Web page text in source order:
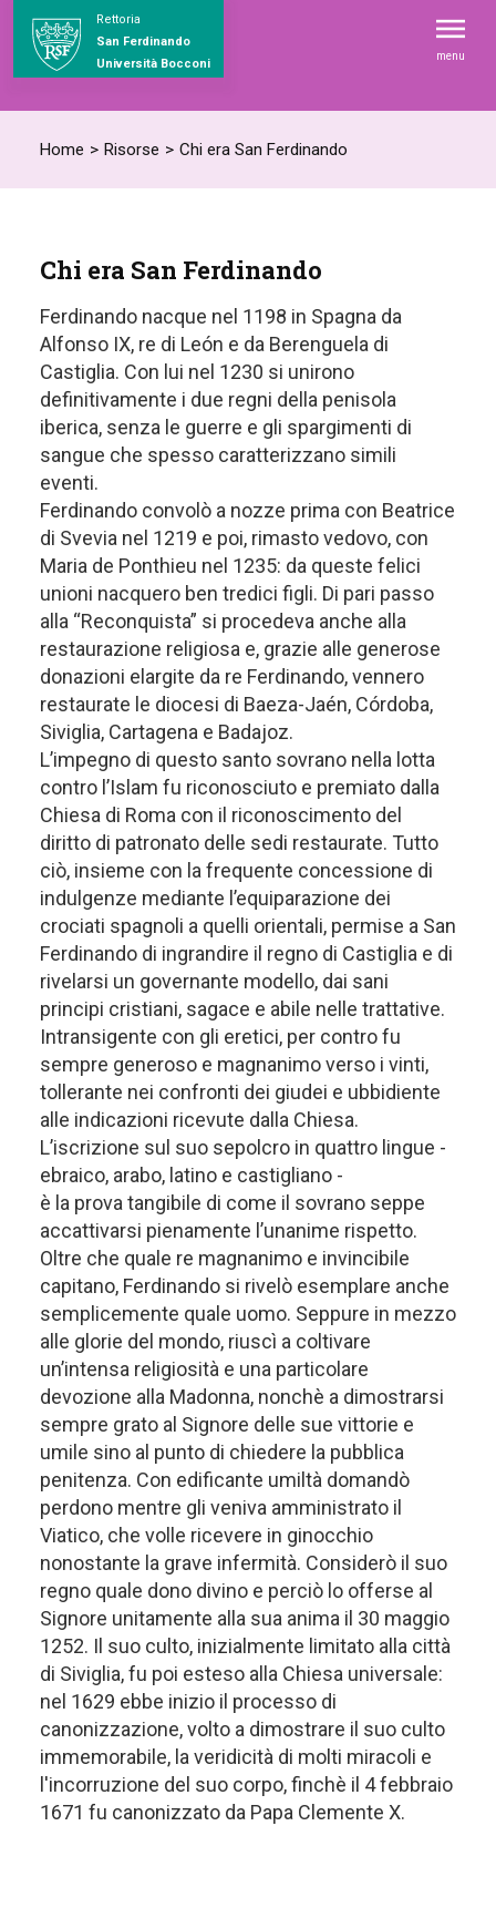
Rettoria
San Ferdinando
Università Bocconi
menu
Home > Risorse > Chi era San Ferdinando
Chi era San Ferdinando
Ferdinando nacque nel 1198 in Spagna da
Alfonso IX, re di León e da Berenguela di
Castiglia. Con lui nel 1230 si unirono
definitivamente i due regni della penisola
iberica, senza le guerre e gli spargimenti di
sangue che spesso caratterizzano simili
eventi.
Ferdinando convolò a nozze prima con Beatrice
di Svevia nel 1219 e poi, rimasto vedovo, con
Maria de Ponthieu nel 1235: da queste felici
unioni nacquero ben tredici figli. Di pari passo
alla “Reconquista” si procedeva anche alla
restaurazione religiosa e, grazie alle generose
donazioni elargite da re Ferdinando, vennero
restaurate le diocesi di Baeza-Jaén, Córdoba,
Siviglia, Cartagena e Badajoz.
L’impegno di questo santo sovrano nella lotta
contro l’Islam fu riconosciuto e premiato dalla
Chiesa di Roma con il riconoscimento del
diritto di patronato delle sedi restaurate. Tutto
ciò, insieme con la frequente concessione di
indulgenze mediante l’equiparazione dei
crociati spagnoli a quelli orientali, permise a San
Ferdinando di ingrandire il regno di Castiglia e di
rivelarsi un governante modello, dai sani
principi cristiani, sagace e abile nelle trattative.
Intransigente con gli eretici, per contro fu
sempre generoso e magnanimo verso i vinti,
tollerante nei confronti dei giudei e ubbidiente
alle indicazioni ricevute dalla Chiesa.
L’iscrizione sul suo sepolcro in quattro lingue -
ebraico, arabo, latino e castigliano -
è la prova tangibile di come il sovrano seppe
accattivarsi pienamente l’unanime rispetto.
Oltre che quale re magnanimo e invincibile
capitano, Ferdinando si rivelò esemplare anche
semplicemente quale uomo. Seppure in mezzo
alle glorie del mondo, riuscì a coltivare
un’intensa religiosità e una particolare
devozione alla Madonna, nonchè a dimostrarsi
sempre grato al Signore delle sue vittorie e
umile sino al punto di chiedere la pubblica
penitenza. Con edificante umiltà domandò
perdono mentre gli veniva amministrato il
Viatico, che volle ricevere in ginocchio
nonostante la grave infermità. Considerò il suo
regno quale dono divino e perciò lo offerse al
Signore unitamente alla sua anima il 30 maggio
1252. Il suo culto, inizialmente limitato alla città
di Siviglia, fu poi esteso alla Chiesa universale:
nel 1629 ebbe inizio il processo di
canonizzazione, volto a dimostrare il suo culto
immemorabile, la veridicità di molti miracoli e
l'incorruzione del suo corpo, finchè il 4 febbraio
1671 fu canonizzato da Papa Clemente X.